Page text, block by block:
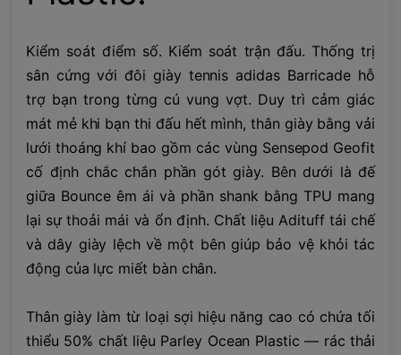
Kiểm soát điểm số. Kiểm soát trận đấu. Thống trị
sân cứng với đôi giày tennis adidas Barricade hỗ
trợ bạn trong từng cú vung vợt. Duy trì cảm giác
mát mẻ khi bạn thi đấu hết mình, thân giày bằng vải
lưới thoáng khí bao gồm các vùng Sensepod Geofit
cố định chắc chắn phần gót giày. Bên dưới là đế
giữa Bounce êm ái và phần shank bằng TPU mang
lại sự thoải mái và ổn định. Chất liệu Adituff tái chế
và dây giày lệch về một bên giúp bảo vệ khỏi tác
động của lực miết bàn chân.
Thân giày làm từ loại sợi hiệu năng cao có chứa tối
thiểu 50% chất liệu Parley Ocean Plastic — rác thải